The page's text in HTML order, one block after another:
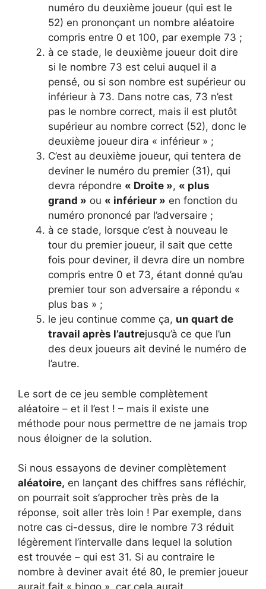
numéro du deuxième joueur (qui est le
52) en prononçant un nombre aléatoire
compris entre 0 et 100, par exemple 73 ;
à ce stade, le deuxième joueur doit dire
si le nombre 73 est celui auquel il a
pensé, ou si son nombre est supérieur ou
inférieur à 73. Dans notre cas, 73 n’est
pas le nombre correct, mais il est plutôt
supérieur au nombre correct (52), donc le
deuxième joueur dira « inférieur » ;
C’est au deuxième joueur, qui tentera de
deviner le numéro du premier (31), qui
devra répondre « Droite », « plus
grand » ou « inférieur » en fonction du
numéro prononcé par l’adversaire ;
à ce stade, lorsque c’est à nouveau le
tour du premier joueur, il sait que cette
fois pour deviner, il devra dire un nombre
compris entre 0 et 73, étant donné qu’au
premier tour son adversaire a répondu «
plus bas » ;
le jeu continue comme ça, un quart de
travail après l’autrejusqu’à ce que l’un
des deux joueurs ait deviné le numéro de
l’autre.
Le sort de ce jeu semble complètement
aléatoire – et il l’est ! – mais il existe une
méthode pour nous permettre de ne jamais trop
nous éloigner de la solution.
Si nous essayons de deviner complètement
aléatoire, en lançant des chiffres sans réfléchir,
on pourrait soit s’approcher très près de la
réponse, soit aller très loin ! Par exemple, dans
notre cas ci-dessus, dire le nombre 73 réduit
légèrement l’intervalle dans lequel la solution
est trouvée – qui est 31. Si au contraire le
nombre à deviner avait été 80, le premier joueur